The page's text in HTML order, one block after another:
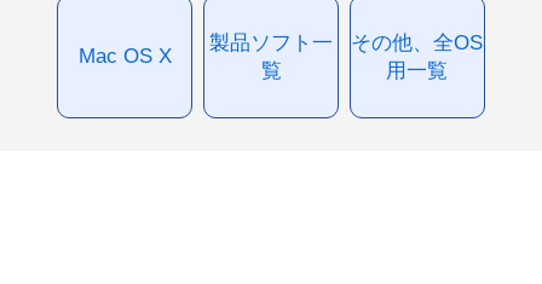
Mac OS X
製品ソフト一
覧
その他、全OS
用一覧